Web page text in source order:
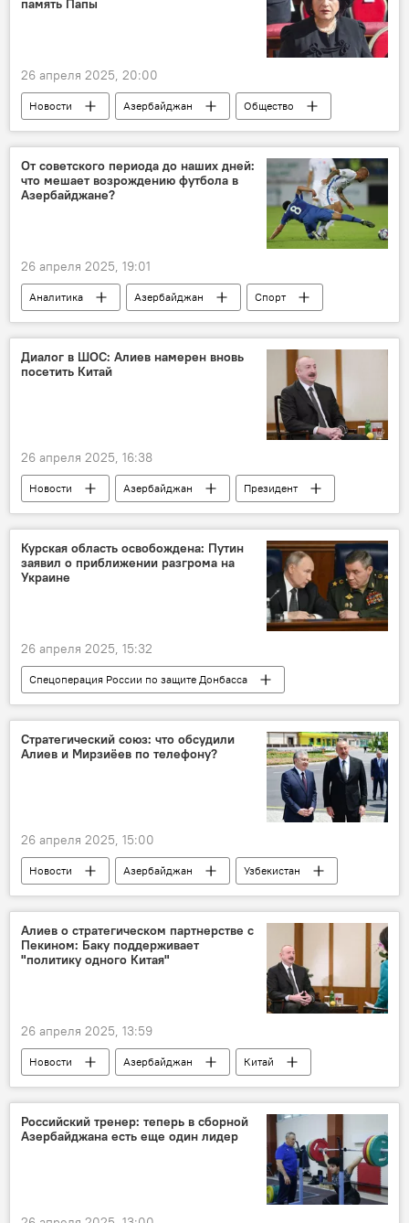
26 апреля 2025, 20:00
Новости Азербайджан
Общество
Ватикан
Похороны
Сахиба Гафарова
Папа Римский Франциск
От советского периода до наших дней:
что мешает возрождению футбола в
Азербайджане?
26 апреля 2025, 19:01
Аналитика Азербайджан
Спорт
Футбол
История
СССР
Инфраструктура Реформы
Диалог в ШОС: Алиев намерен вновь
посетить Китай
26 апреля 2025, 16:38
Новости Азербайджан
Президент
Ильхам Алиев
Южный Кавказ
Туризм
Образование
Интервью
Курская область освобождена: Путин
заявил о приближении разгрома на
Украине
26 апреля 2025, 15:32
Спецоперация России по защите Донбасса
Россия
СВО
ВСУ
Курская область
Владимир Путин
Валерий Герасимов
Вооружение
Стратегический союз: что обсудили
Алиев и Мирзиёев по телефону?
26 апреля 2025, 15:00
Новости Азербайджан
Узбекистан
Телефонный разговор
Политика
союзнические отношения
Стратегическое сотрудничество
Алиев о стратегическом партнерстве с
Пекином: Баку поддерживает
"политику одного Китая"
26 апреля 2025, 13:59
Новости Азербайджан
Китай
Политика
Ильхам Алиев
Интервью
Президент
территориальная целостность
Российский тренер: теперь в сборной
Азербайджана есть еще один лидер